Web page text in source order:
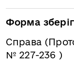
Форма
Справа
№ 227-236 )